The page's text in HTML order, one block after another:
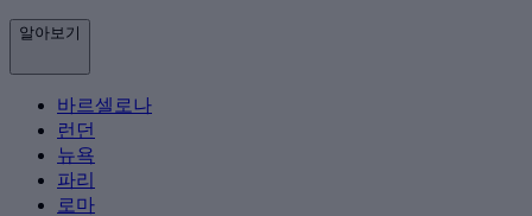
알아보기
바르셀로나
런던
뉴욕
파리
로마